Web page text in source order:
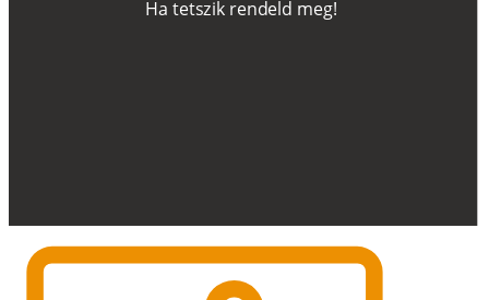
Ha tetszik rendeld meg!